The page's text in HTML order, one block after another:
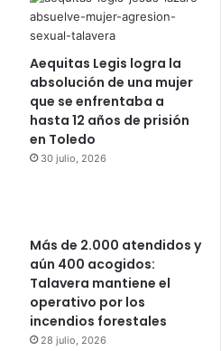
Aequitas Legis logra la
absolución de una mujer
que se enfrentaba a
hasta 12 años de prisión
en Toledo
30 julio, 2026
Más de 2.000 atendidos y
aún 400 acogidos:
Talavera mantiene el
operativo por los
incendios forestales
28 julio, 2026